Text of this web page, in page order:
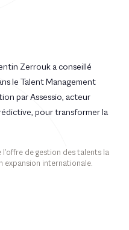
Zerrouk a conseillé
le Talent Management
par Assessio, acteur
pour transformer la
de gestion des talents la
expansion internationale.